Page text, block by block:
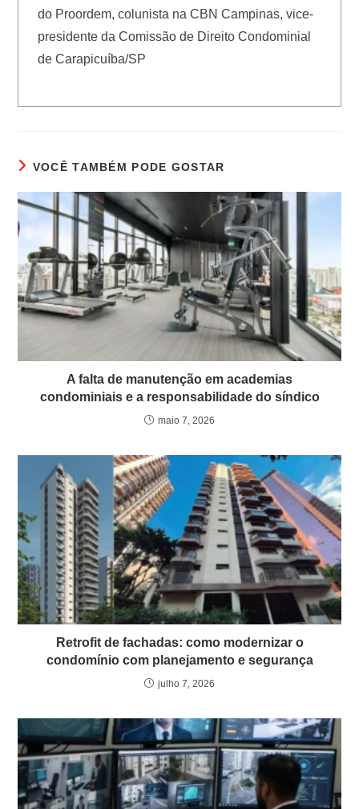
do Proordem, colunista na CBN Campinas, vice-
presidente da Comissão de Direito Condominial
de Carapicuíba/SP
VOCÊ TAMBÉM PODE GOSTAR
A falta de manutenção em academias
condominiais e a responsabilidade do síndico
maio 7, 2026
Retrofit de fachadas: como modernizar o
condomínio com planejamento e segurança
julho 7, 2026